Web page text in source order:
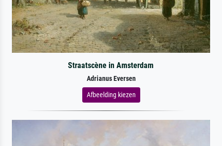
Straatscène in Amsterdam
Adrianus Eversen
Afbeelding kiezen